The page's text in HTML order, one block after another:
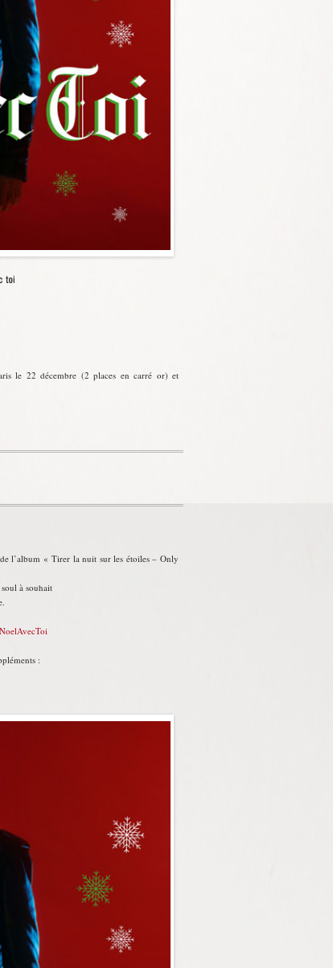
le 22 décembre (2 places en carré or) et
l’album « Tirer la nuit sur les étoiles – Only
à souhait
: